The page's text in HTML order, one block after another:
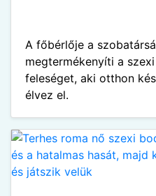
A főbérlője a
megtermékenyíti a
feleséget, aki otthon
élvez el.